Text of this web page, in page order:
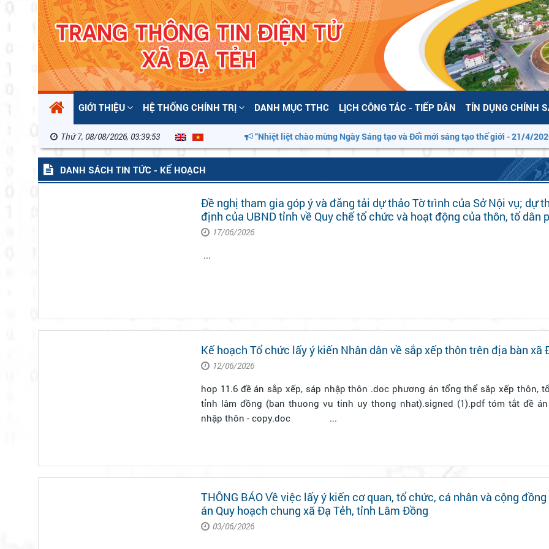
GIỚI THIỆU HỆ THỐNG CHÍNH TRỊ DANH MỤC TTHC LỊCH CÔNG TÁC - TIẾP DÂN TÍN DỤNG CHÍNH
Thứ 7, 08/08/2026, 03:39:54 “Nhiệt liệt chào mừng Ngày Sáng tạo và Đổi mới sáng tạo thế giới - 21/4/2026”
DANH SÁCH TIN TỨC - KẾ HOẠCH
Đề nghị tham gia góp ý và đăng tải dự thảo Tờ trình của Sở Nội vụ; dự
định của UBND tỉnh về Quy chế tổ chức và hoạt động của thôn, tổ dân
17/06/2026
...
Kế hoạch Tổ chức lấy ý kiến Nhân dân về sắp xếp thôn trên địa bàn xã
12/06/2026
hop 11.6 đề án sắp xếp, sáp nhập thôn .doc phương án tổng thể săp xếp thôn, tổ dân phố của
tỉnh lâm đồng (ban thuong vu tinh uy thong nhat).signed (1).pdf tóm tắt đề án sắp xếp, sáp
nhập thôn - copy.doc ...
THÔNG BÁO Về việc lấy ý kiến cơ quan, tổ chức, cá nhân và cộng
án Quy hoạch chung xã Đạ Tẻh, tỉnh Lâm Đồng
03/06/2026